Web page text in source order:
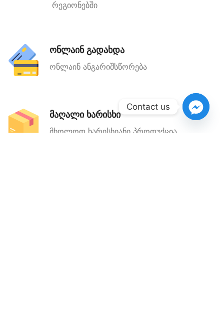
რეგიონებში
ონლაინ გადახდა
ონლაინ ანგარიშსწორება
მაღალი ხარისხი
მხოლოდ ხარისხიანი პროდუქცია
Contact us